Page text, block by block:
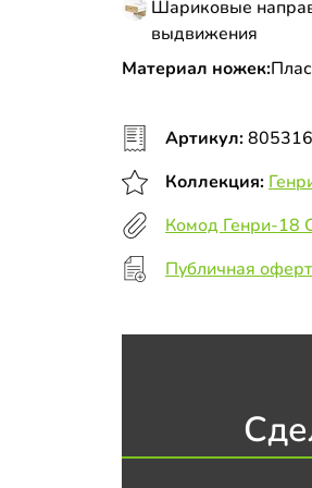
Шариковые
выдвижения
Материал ножек:
Артикул:805316
Коллекция:
Комод Генри-18
Публичная